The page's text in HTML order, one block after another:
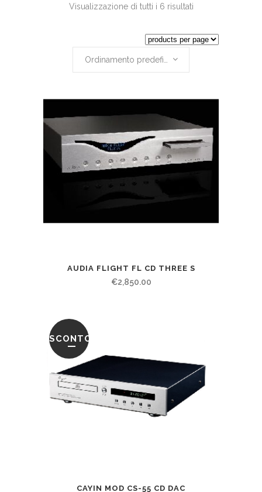
Visualizzazione di tutti i 6 risultati
AUDIA FLIGHT FL CD THREE S
€2,850.00
SCONTO
CAYIN MOD CS-55 CD DAC